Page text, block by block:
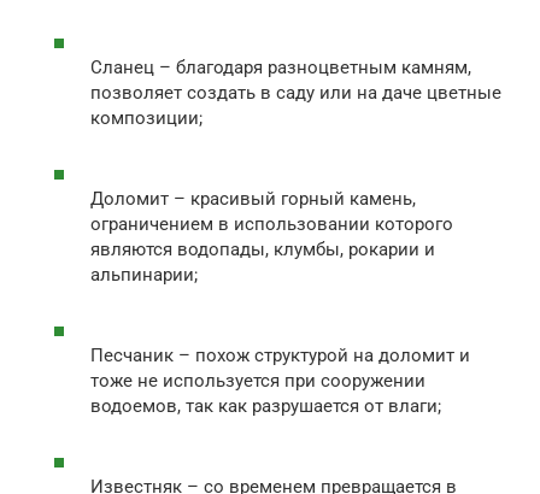
Сланец – благодаря разноцветным камням,
позволяет создать в саду или на даче цветные
композиции;
Доломит – красивый горный камень,
ограничением в использовании которого
являются водопады, клумбы, рокарии и
альпинарии;
Песчаник – похож структурой на доломит и
тоже не используется при сооружении
водоемов, так как разрушается от влаги;
Известняк – со временем превращается в